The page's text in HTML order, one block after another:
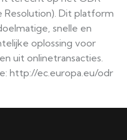
Dit platform
snelle en
oplossing voor
uit onlinetransacties.
http://ec.europa.eu/odr